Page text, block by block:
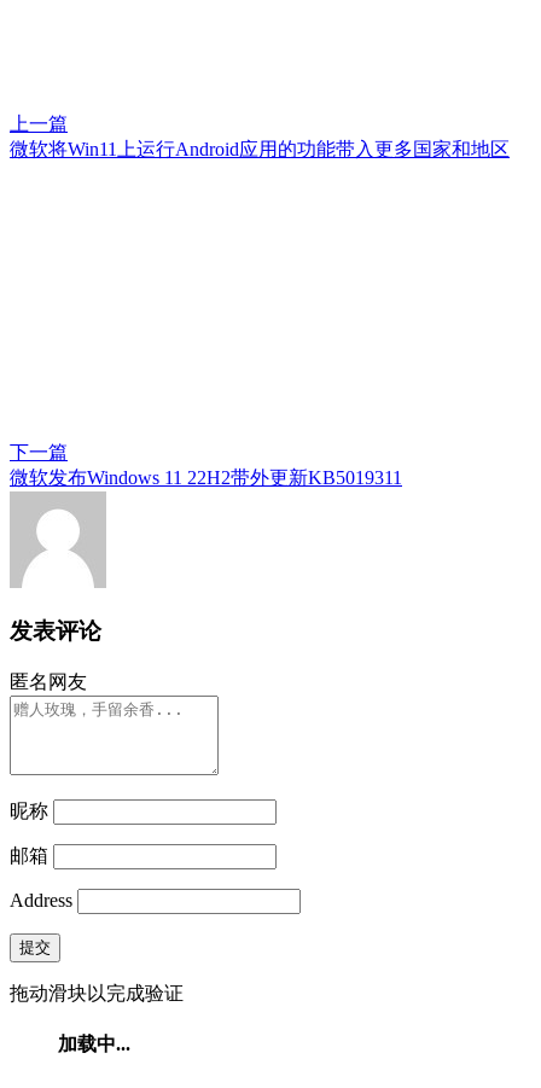
上一篇
微软将Win11上运行Android应用的功能带入更多国家和地区
下一篇
微软发布Windows 11 22H2带外更新KB5019311
发表评论
匿名网友
昵称
邮箱
Address
提交
拖动滑块以完成验证
加载中...